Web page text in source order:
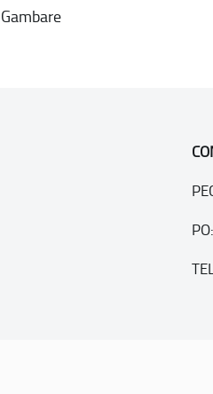
Gambare
PO: